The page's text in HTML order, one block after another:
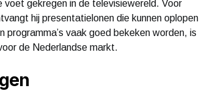
gekregen in de televisiewereld. Voor
hij presentatielonen die kunnen oplopen
programma’s vaak goed bekeken worden, is
de Nederlandse markt.